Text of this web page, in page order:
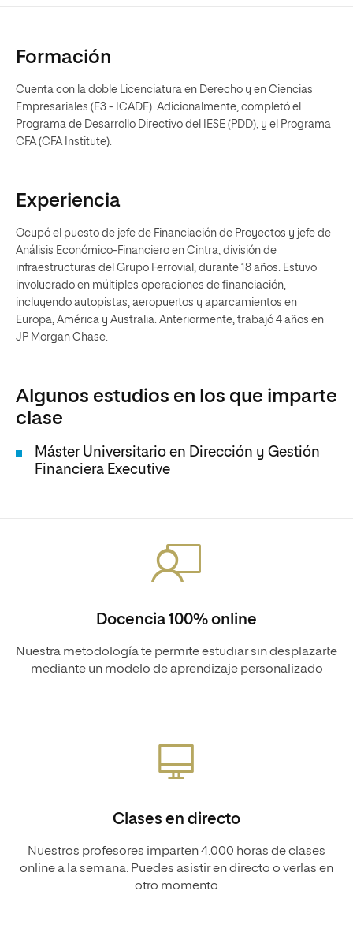
Formación
Cuenta con la doble Licenciatura en Derecho y en Ciencias
Empresariales (E3 - ICADE). Adicionalmente, completó el
Programa de Desarrollo Directivo del IESE (PDD), y el Programa
CFA (CFA Institute).
Experiencia
Ocupó el puesto de jefe de Financiación de Proyectos y jefe de
Análisis Económico-Financiero en Cintra, división de
infraestructuras del Grupo Ferrovial, durante 18 años. Estuvo
involucrado en múltiples operaciones de financiación,
incluyendo autopistas, aeropuertos y aparcamientos en
Europa, América y Australia. Anteriormente, trabajó 4 años en
JP Morgan Chase.
Algunos estudios en los que imparte
clase
Máster Universitario en Dirección y Gestión
Financiera Executive
Docencia 100% online
Nuestra metodología te permite estudiar sin desplazarte
mediante un modelo de aprendizaje personalizado
Clases en directo
Nuestros profesores imparten 4.000 horas de clases
online a la semana. Puedes asistir en directo o verlas en
otro momento